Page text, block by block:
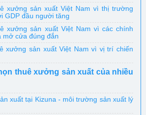
xưởng sản xuất Việt Nam vì thị trường
GDP đầu người tăng
xưởng sản xuất Việt Nam vì các chính
mở cửa đúng đắn
xưởng sản xuất Việt Nam vì vị trí chiến
thuê xưởng sản xuất của nhiều
xuất tại Kizuna - môi trường sản xuất lý